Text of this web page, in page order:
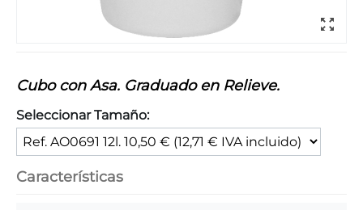
Cubo con Asa. Graduado en Relieve.
Seleccionar Tamaño:
Características